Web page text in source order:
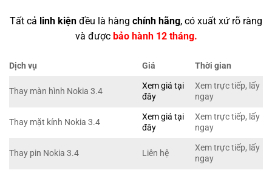
Tất cả linh kiện đều là hàng chính hãng, có xuất xứ rõ ràng
và được bảo hành 12 tháng.
Dịch vụ Giá Thời gian
Thay màn hình Nokia 3.4
Xem giá tại
đây
Xem trực tiếp, lấy
ngay
Thay mặt kính Nokia 3.4
Xem giá tại
đây
Xem trực tiếp, lấy
ngay
Thay pin Nokia 3.4 Liên hệ
Xem trực tiếp, lấy
ngay